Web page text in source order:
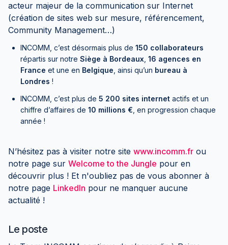
acteur majeur de la communication sur Internet
(création de sites web sur mesure, référencement,
Community Management…)
INCOMM, c’est désormais plus de 150 collaborateurs
répartis sur notre Siège à Bordeaux 16 agences en
France et une en Belgique , ainsi qu’un bureau à
Londres !
INCOMM, c’est plus de 5 200 sites internet actifs et un
chiffre d’affaires de 10 millions € , en progression chaque
année !
N’hésitez pas à visiter notre site www.incomm.fr ou
notre page sur Welcome to the Jungle pour en
découvrir plus ! Et n'oubliez pas de vous abonner à
notre page LinkedIn pour ne manquer aucune
actualité !
Le poste